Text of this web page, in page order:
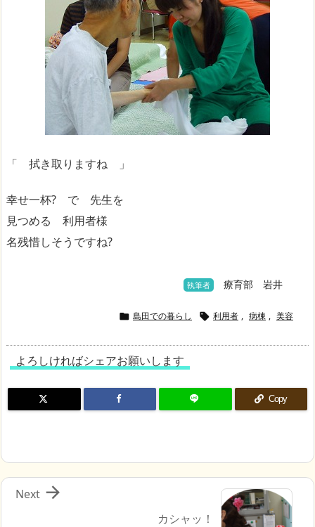
「 拭き取りますね 」
幸せ一杯? で 先生を
見つめる 利用者様
名残惜しそうですね?
執筆者 療育部 岩井
 島田での暮らし  利用者 , 病棟 , 美容
よろしければシェアお願いします
Copy
カシャッ！

Next